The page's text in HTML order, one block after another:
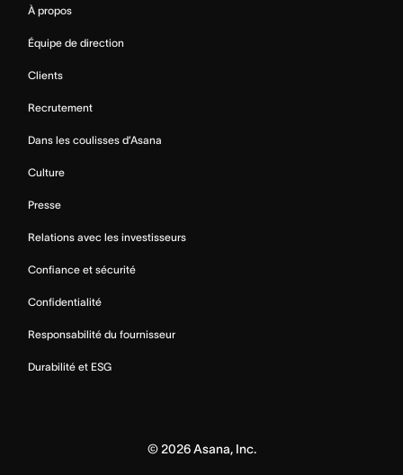
À propos
Équipe de direction
Clients
Recrutement
Dans les coulisses d’Asana
Culture
Presse
Relations avec les investisseurs
Confiance et sécurité
Confidentialité
Responsabilité du fournisseur
Durabilité et ESG
© 2026Asana, Inc.